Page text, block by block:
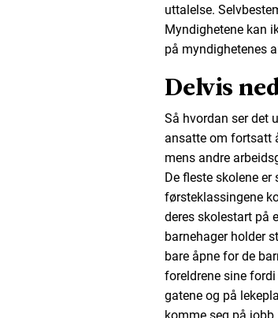
uttalelse.
Myndighetene kan
på myndighetenes
Delvis
Så hvordan ser det
ansatte om fortsatt
mens andre
De fleste skolene
førsteklassingene
deres skolestart på
barnehager holder
bare åpne for de
foreldrene sine
gatene og på